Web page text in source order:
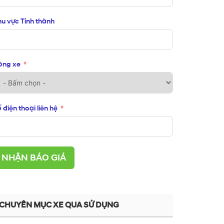
vực Tỉnh thành
xe
điện thoại liên hệ
NHẬN BÁO GIÁ
MỤC XE QUA SỬ DỤNG